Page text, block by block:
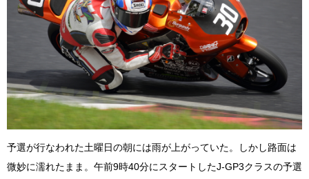
予選が行なわれた土曜日の朝には雨が上がっていた。しかし路面は
微妙に濡れたまま。午前9時40分にスタートしたJ-GP3クラスの予選